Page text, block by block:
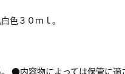
色３０ｍｌ。
●内容物によっては保管に